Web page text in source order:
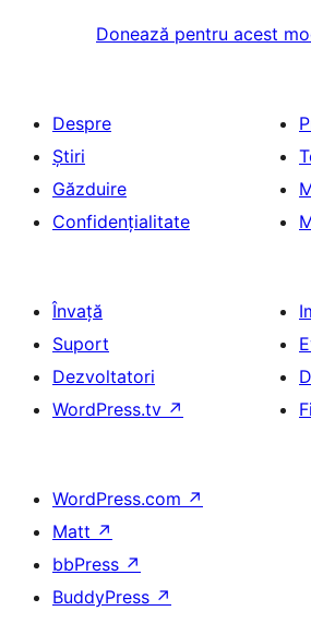
Donează pentru acest
Despre
Știri
Găzduire
Confidențialitate
Învață
Suport
Dezvoltatori
WordPress.tv ↗
WordPress.com ↗
Matt ↗
bbPress ↗
BuddyPress ↗